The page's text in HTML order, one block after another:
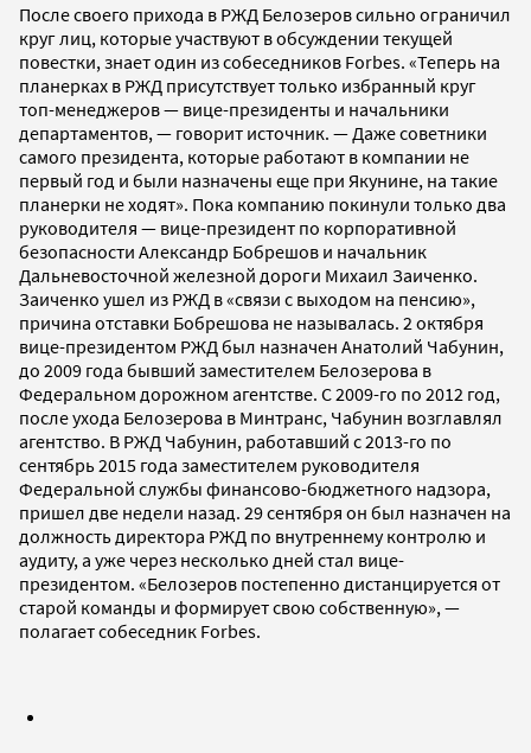
После своего прихода в РЖД Белозеров сильно ограничил
круг лиц, которые участвуют в обсуждении текущей
повестки, знает один из собеседников Forbes. «Теперь на
планерках в РЖД присутствует только избранный круг
топ-менеджеров — вице-президенты и начальники
департаментов, — говорит источник. — Даже советники
самого президента, которые работают в компании не
первый год и были назначены еще при Якунине, на такие
планерки не ходят». Пока компанию покинули только два
руководителя — вице-президент по корпоративной
безопасности Александр Бобрешов и начальник
Дальневосточной железной дороги Михаил Заиченко.
Заиченко ушел из РЖД в «связи с выходом на пенсию»,
причина отставки Бобрешова не называлась. 2 октября
вице-президентом РЖД был назначен Анатолий Чабунин,
до 2009 года бывший заместителем Белозерова в
Федеральном дорожном агентстве. С 2009-го по 2012 год,
после ухода Белозерова в Минтранс, Чабунин возглавлял
агентство. В РЖД Чабунин, работавший с 2013-го по
сентябрь 2015 года заместителем руководителя
Федеральной службы финансово-бюджетного надзора,
пришел две недели назад. 29 сентября он был назначен на
должность директора РЖД по внутреннему контролю и
аудиту, а уже через несколько дней стал вице-
президентом. «Белозеров постепенно дистанцируется от
старой команды и формирует свою собственную», —
полагает собеседник Forbes.